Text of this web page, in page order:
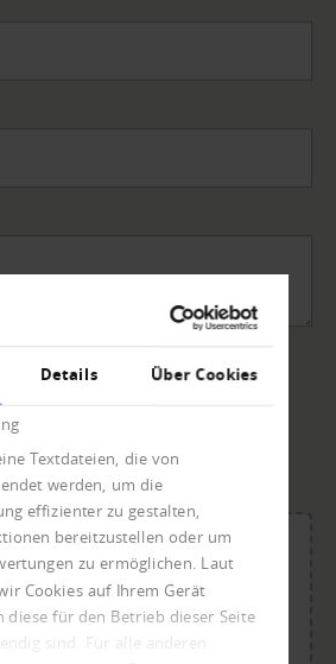
Details Über Cookies
Textdateien, die von
werden, um die
effizienter zu gestalten,
bereitzustellen oder um
zu ermöglichen. Laut
Cookies auf Ihrem Gerät
diese für den Betrieb dieser Seite
sind. Für alle anderen
Sie uns die
Unterlagen
per Upload.
Datei ablegen oder klicken.
Dateigröße: 20 MB.